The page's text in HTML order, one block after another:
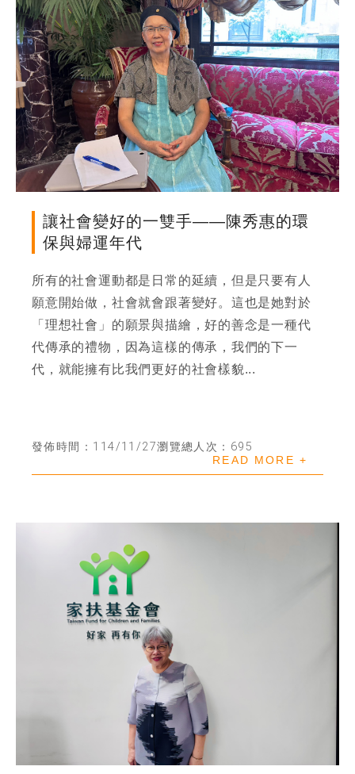
讓社會變好的一雙手——陳秀惠的環
保與婦運年代
所有的社會運動都是日常的延續，但是只要有人
願意開始做，社會就會跟著變好。這也是她對於
「理想社會」的願景與描繪，好的善念是一種代
代傳承的禮物，因為這樣的傳承，我們的下一
代，就能擁有比我們更好的社會樣貌...
發佈時間：114/11/27瀏覽總人次：695
READ MORE +